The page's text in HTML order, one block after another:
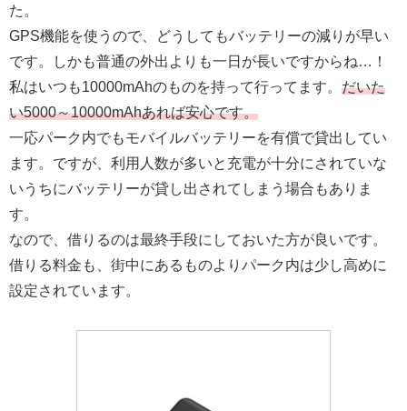
た。
GPS機能を使うので、どうしてもバッテリーの減りが早い
です。しかも普通の外出よりも一日が長いですからね…！
私はいつも10000mAhのものを持って行ってます。 だいた
い5000～10000mAhあれば安心です。
一応パーク内でもモバイルバッテリーを有償で貸出してい
ます。ですが、利用人数が多いと充電が十分にされていな
いうちにバッテリーが貸し出されてしまう場合もありま
す。
なので、借りるのは最終手段にしておいた方が良いです。
借りる料金も、街中にあるものよりパーク内は少し高めに
設定されています。